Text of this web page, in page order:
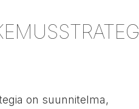
on suunnitelma,